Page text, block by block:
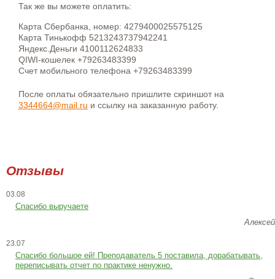
Так же вы можете оплатить:
Карта Сбербанка, номер: 4279400025575125
Карта Тинькофф 5213243737942241
Яндекс.Деньги 4100112624833
QIWI-кошелек +79263483399
Счет мобильного телефона +79263483399
После оплаты обязательно пришлите скриншот на
3344664@mail.ru и ссылку на заказанную работу.
Отзывы
03.08
Спасибо выручаете
Алексей
23.07
Cпасибо большое ей! Преподаватель 5 поставила, дорабатывать,
переписывать отчет по практике ненужно.